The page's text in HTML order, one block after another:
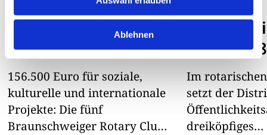
Ablehnen
Gemeinsam für die
Region
156.500 Euro für soziale,
kulturelle und internationale
Projekte: Die fünf
Braunschweiger Rotary Clubs
Team
Im
setzt der
dreiköpfiges